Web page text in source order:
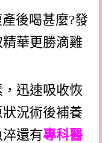
迅速吸收恢
況術後補養
還有專科醫